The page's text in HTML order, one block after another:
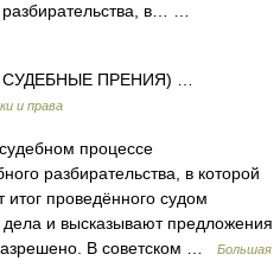
в… …
ПРЕНИЯ) …
и права
процессе
разбирательства, в которой
итог проведённого судом
дела и высказывают предложения
В советском …
Большая